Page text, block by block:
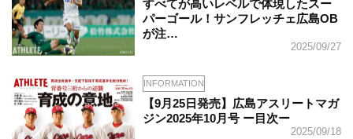
すべてが高いレベルで体現したスー
パーゴール！サンフレッチェ広島OB
が注…
2025/09/27
INFORMATION
【9月25日発売】広島アスリートマガ
ジン2025年10月号 ー目次ー
2025/09/18